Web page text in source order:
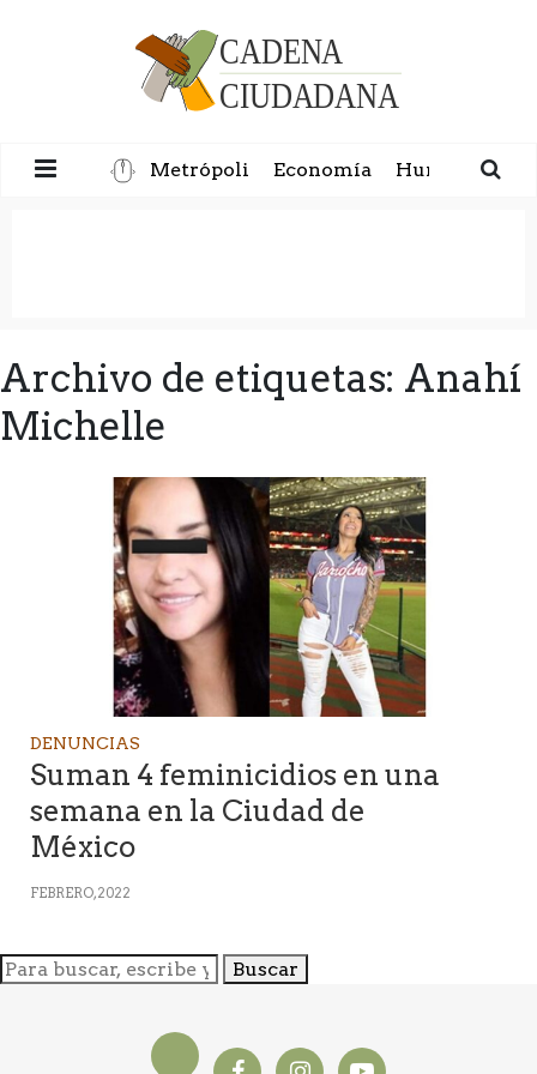
Metrópoli Economía Humanidad
Archivo de etiquetas: Anahí
Michelle
DENUNCIAS
Suman 4 feminicidios en una
semana en la Ciudad de
México
FEBRERO, 2022
Buscar